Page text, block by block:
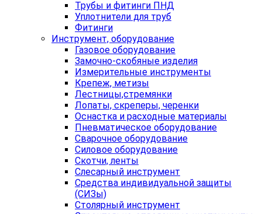
Трубы и фитинги ПНД
Уплотнители для труб
Фитинги
Инструмент, оборудование
Газовое оборудование
Замочно-скобяные изделия
Измерительные инструменты
Крепеж, метизы
Лестницы,стремянки
Лопаты, скреперы, черенки
Оснастка и расходные материалы
Пневматическое оборудование
Сварочное оборудование
Силовое оборудование
Скотчи, ленты
Слесарный инструмент
Средства индивидуальной защиты
(СИЗы)
Столярный инструмент